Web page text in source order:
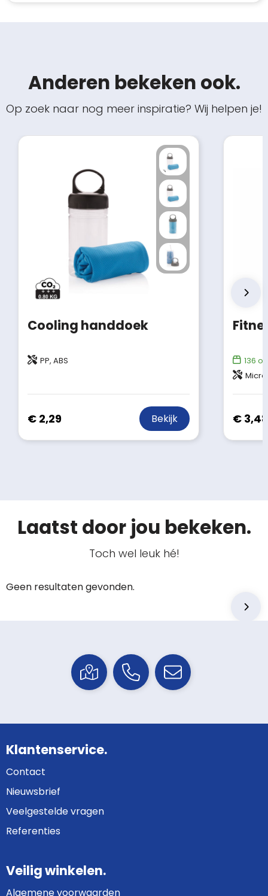
Anderen bekeken ook.
Op zoek naar nog meer inspiratie? Wij helpen je!
Cooling handdoek
PP, ABS
€ 2,29 Bekijk
136
€ 3,48
Laatst door jou bekeken.
Toch wel leuk hé!
Geen resultaten gevonden.
Klantenservice.
Contact
Nieuwsbrief
Veelgestelde vragen
Referenties
Veilig winkelen.
Algemene voorwaarden